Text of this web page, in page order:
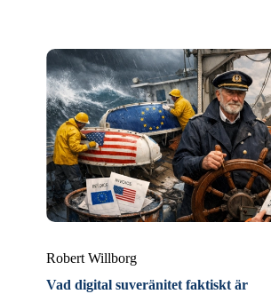
Robert Willborg
Vad digital suveränitet faktiskt är